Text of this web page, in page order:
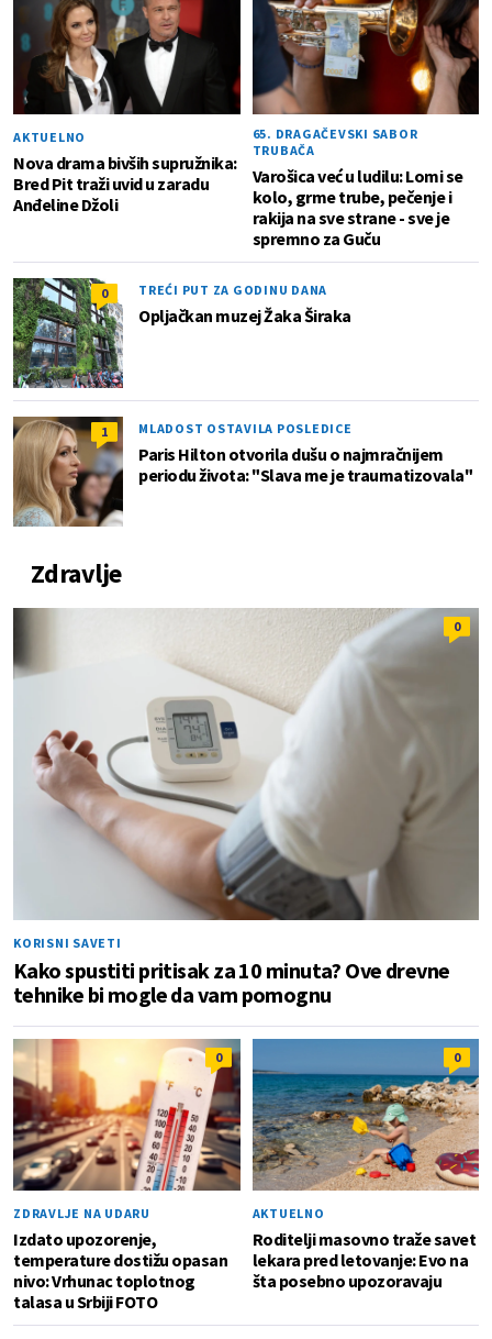
AKTUELNO
Nova drama bivših supružnika:
Bred Pit traži uvid u zaradu
Anđeline Džoli
65. DRAGAČEVSKI SABOR
TRUBAČA
Varošica već u ludilu: Lomi se
kolo, grme trube, pečenje i
rakija na sve strane - sve je
spremno za Guču
0 TREĆI PUT ZA GODINU DANA
Opljačkan muzej Žaka Širaka
1 MLADOST OSTAVILA POSLEDICE
Paris Hilton otvorila dušu o najmračnijem
periodu života: "Slava me je traumatizovala"
Zdravlje
0
KORISNI SAVETI
Kako spustiti pritisak za 10 minuta? Ove drevne
tehnike bi mogle da vam pomognu
0
ZDRAVLJE NA UDARU
Izdato upozorenje,
temperature dostižu opasan
nivo: Vrhunac toplotnog
talasa u Srbiji FOTO
0
AKTUELNO
Roditelji masovno traže savet
lekara pred letovanje: Evo na
šta posebno upozoravaju